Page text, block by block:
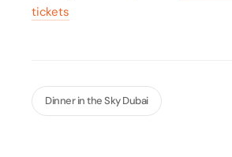
tickets
Dinner in the Sky Dubai